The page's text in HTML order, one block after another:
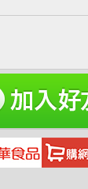
色丁 無調
樂果 可樂果
心包(42gx20
盒 三角飯糰
活力堅果